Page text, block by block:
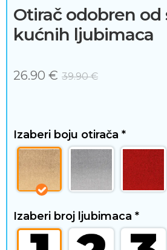
a
i
o
a
c
i
Otirač odobren od
kućnih ljubimaca
26.90 € 39.90€
Izaberi boju otirača *
Izaberi broj ljubimaca *